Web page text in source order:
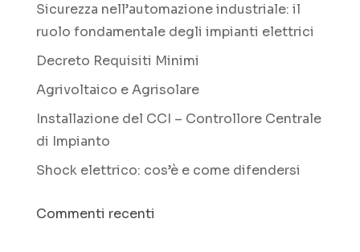
Sicurezza nell’automazione industriale: il
ruolo fondamentale degli impianti elettrici
Decreto Requisiti Minimi
Agrivoltaico e Agrisolare
Installazione del CCI – Controllore Centrale
di Impianto
Shock elettrico: cos’è e come difendersi
Commenti recenti